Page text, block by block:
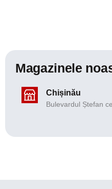
Magazinele
Chișinău
Bulevardul Ștefan